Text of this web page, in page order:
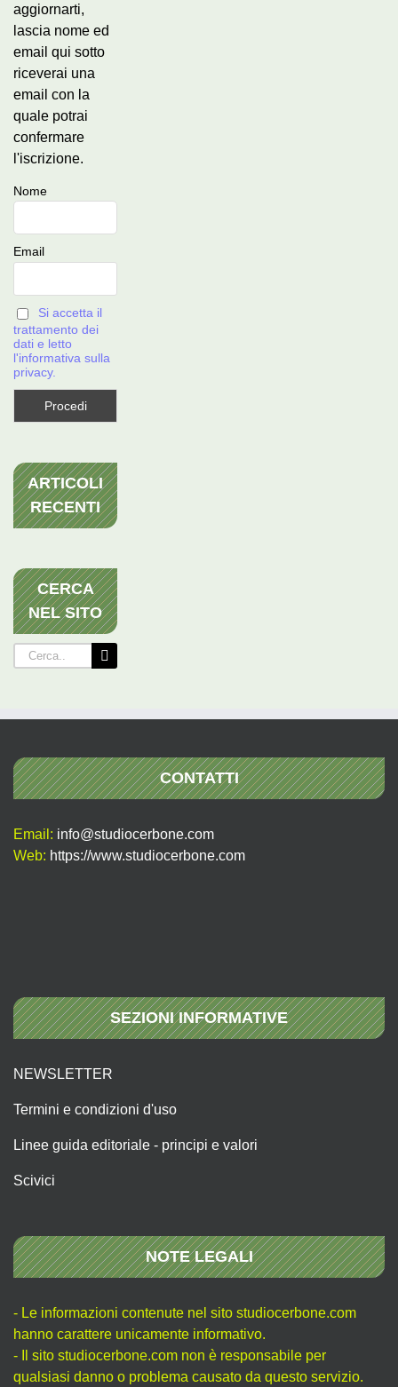
aggiornarti,
lascia nome ed
email qui sotto
riceverai una
email con la
quale potrai
confermare
l'iscrizione.
Nome
Email
Si accetta il
trattamento dei
dati e letto
l'informativa sulla
privacy.
ARTICOLI
RECENTI
CERCA
NEL SITO
Cerca
per:
CONTATTI
Email: info@studiocerbone.com
Web: https://www.studiocerbone.com
SEZIONI INFORMATIVE
NEWSLETTER
Termini e condizioni d'uso
Linee guida editoriale - principi e valori
Scivici
NOTE LEGALI
- Le informazioni contenute nel sito studiocerbone.com
hanno carattere unicamente informativo.
- Il sito studiocerbone.com non è responsabile per
qualsiasi danno o problema causato da questo servizio.